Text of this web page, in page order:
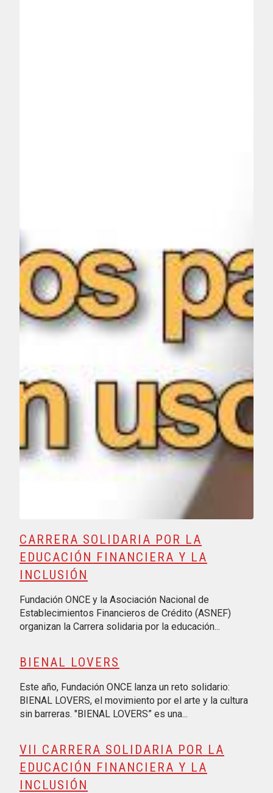
CARRERA SOLIDARIA POR LA
EDUCACIÓN FINANCIERA Y LA
INCLUSIÓN
Fundación ONCE y la Asociación Nacional de
Establecimientos Financieros de Crédito (ASNEF)
organizan la Carrera solidaria por la educación...
BIENAL LOVERS
Este año, Fundación ONCE lanza un reto solidario:
BIENAL LOVERS, el movimiento por el arte y la cultura
sin barreras. "BIENAL LOVERS” es una...
VII CARRERA SOLIDARIA POR LA
EDUCACIÓN FINANCIERA Y LA
INCLUSIÓN